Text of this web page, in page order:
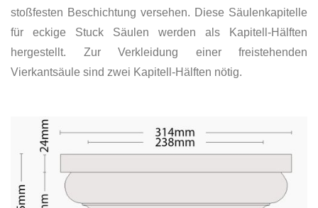
stoßfesten Beschichtung versehen. Diese Säulenkapitelle
für eckige Stuck Säulen werden als Kapitell-Hälften
hergestellt. Zur Verkleidung einer freistehenden
Vierkantsäule sind zwei Kapitell-Hälften nötig.